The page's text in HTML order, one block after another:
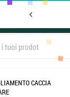
CACCIA
Cinghie